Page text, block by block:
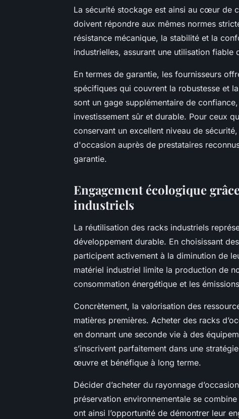
La sécurité stockage est ainsi au cœur de
doivent répondre aux mêmes normes
résistance mécanique, la stabilité et la
industrielles, assurant une utilisation fiable
En termes de garantie, les fournisseurs
spécifiques qui couvrent la robustesse et
sont un gage supplémentaire de
investissement sûr et durable. Pour ceux
conservant un excellent niveau de
d'occasion auprès de prestataires
garantie.
Engagement écologique
industriels
La réutilisation des racks industriels
développement durable. En choisissant
participent activement à la diminution de
matériel industriel limite la production de
consommation énergétique et les
Concrètement, la valorisation des
matières premières. Acheter des racks
en donnant une seconde vie à des
s’inscrivent parfaitement dans une
œuvre et bénéfique à long terme.
Décider d’acheter du rayonnage
préservation environnementale se
ont ainsi l’opportunité de démontrer leur